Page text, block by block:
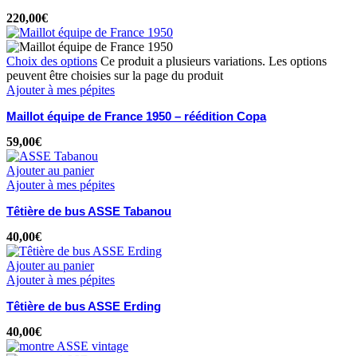
220,00€
Choix des options Ce produit a plusieurs variations. Les options
peuvent être choisies sur la page du produit
Ajouter à mes pépites
Maillot équipe de France 1950 – réédition Copa
59,00€
Ajouter au panier
Ajouter à mes pépites
Têtière de bus ASSE Tabanou
40,00€
Ajouter au panier
Ajouter à mes pépites
Têtière de bus ASSE Erding
40,00€